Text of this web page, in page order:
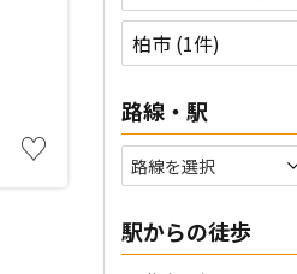
♡
柏市 (1件)
路線・駅
駅からの徒歩